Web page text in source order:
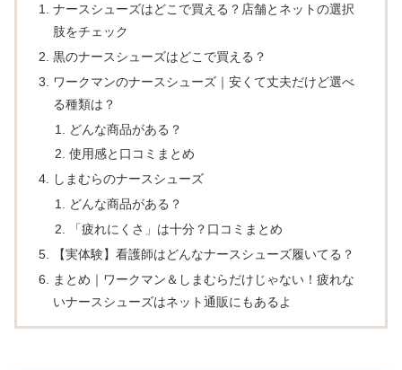
ナースシューズはどこで買える？店舗とネットの選択
肢をチェック
黒のナースシューズはどこで買える？
ワークマンのナースシューズ｜安くて丈夫だけど選べ
る種類は？
どんな商品がある？
使用感と口コミまとめ
しまむらのナースシューズ
どんな商品がある？
「疲れにくさ」は十分？口コミまとめ
【実体験】看護師はどんなナースシューズ履いてる？
まとめ｜ワークマン＆しまむらだけじゃない！疲れな
いナースシューズはネット通販にもあるよ